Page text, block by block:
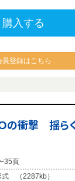
購入する
員登録はこちら
の衝撃 揺ら
35頁
式 （2287kb）